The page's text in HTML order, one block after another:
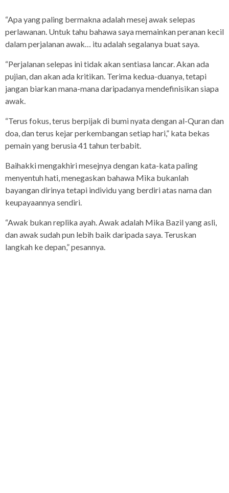
“Apa yang paling bermakna adalah mesej awak selepas
perlawanan. Untuk tahu bahawa saya memainkan peranan kecil
dalam perjalanan awak… itu adalah segalanya buat saya.
“Perjalanan selepas ini tidak akan sentiasa lancar. Akan ada
pujian, dan akan ada kritikan. Terima kedua-duanya, tetapi
jangan biarkan mana-mana daripadanya mendefinisikan siapa
awak.
“Terus fokus, terus berpijak di bumi nyata dengan al-Quran dan
doa, dan terus kejar perkembangan setiap hari,” kata bekas
pemain yang berusia 41 tahun terbabit.
Baihakki mengakhiri mesejnya dengan kata-kata paling
menyentuh hati, menegaskan bahawa Mika bukanlah
bayangan dirinya tetapi individu yang berdiri atas nama dan
keupayaannya sendiri.
“Awak bukan replika ayah. Awak adalah Mika Bazil yang asli,
dan awak sudah pun lebih baik daripada saya. Teruskan
langkah ke depan,” pesannya.